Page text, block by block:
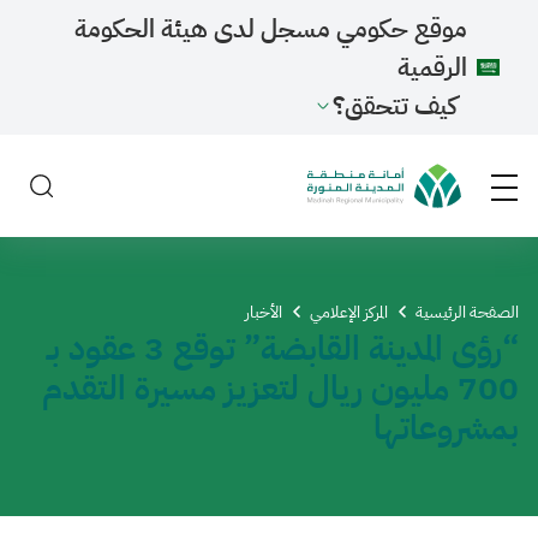
موقع حكومي مسجل لدى هيئة الحكومة
الرقمية
كيف تتحقق؟
الصفحة الرئيسية المركز الإعلامي الأخبار
“رؤى المدينة القابضة” توقع 3 عقود بـ
700 مليون ريال لتعزيز مسيرة التقدم
بمشروعاتها